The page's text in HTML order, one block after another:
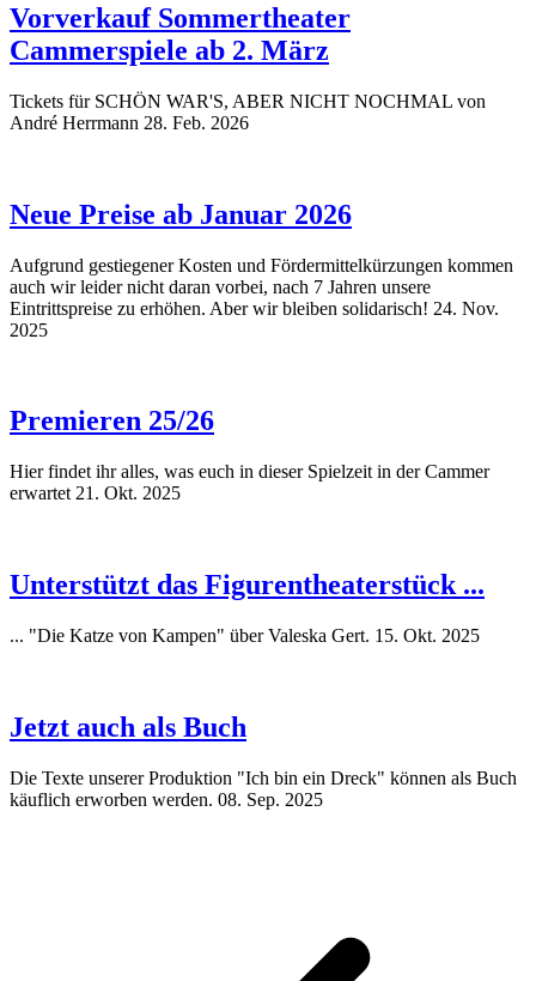
Vorverkauf Sommertheater
Cammerspiele ab 2. März
Tickets für SCHÖN WAR'S, ABER NICHT NOCHMAL von
André Herrmann 28. Feb. 2026
Neue Preise ab Januar 2026
Aufgrund gestiegener Kosten und Fördermittelkürzungen kommen
auch wir leider nicht daran vorbei, nach 7 Jahren unsere
Eintrittspreise zu erhöhen. Aber wir bleiben solidarisch! 24. Nov.
2025
Premieren 25/26
Hier findet ihr alles, was euch in dieser Spielzeit in der Cammer
erwartet 21. Okt. 2025
Unterstützt das Figurentheaterstück ...
... "Die Katze von Kampen" über Valeska Gert. 15. Okt. 2025
Jetzt auch als Buch
Die Texte unserer Produktion "Ich bin ein Dreck" können als Buch
käuflich erworben werden. 08. Sep. 2025